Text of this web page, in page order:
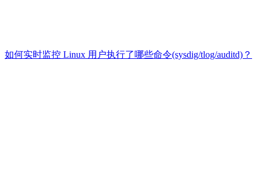
如何实时监控 Linux 用户执行了哪些命令(sysdig/tlog/auditd)？